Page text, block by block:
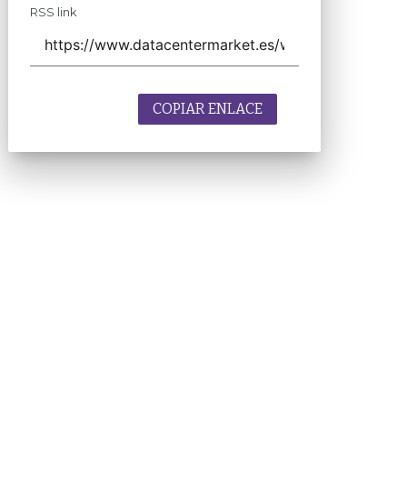
RSS link
COPIAR ENLACE